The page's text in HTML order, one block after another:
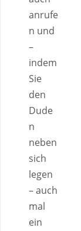
anrufe
n und
–
indem
Sie
den
Dude
n
neben
sich
legen
– auch
mal
ein